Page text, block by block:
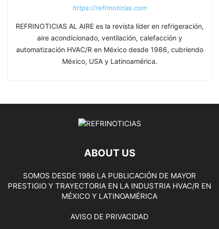
https://refrinoticias.com
REFRINOTICIAS AL AIRE es la revista líder en refrigeración,
aire acondicionado, ventilación, calefacción y
automatización HVAC/R en México desde 1986, cubriendo
México, USA y Latinoamérica.
ABOUT US
SOMOS DESDE 1986 LA PUBLICACIÓN DE MAYOR
PRESTIGIO Y TRAYECTORIA EN LA INDUSTRIA HVAC/R EN
MÉXICO Y LATINOAMÉRICA
AVISO DE PRIVACIDAD